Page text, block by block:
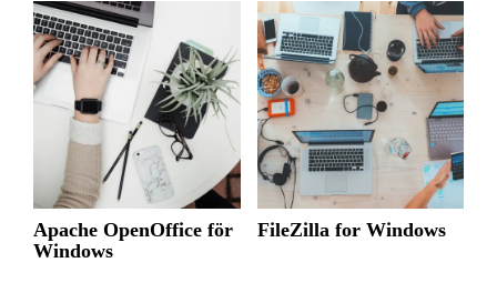
Apache OpenOffice för
Windows
FileZilla for Windows